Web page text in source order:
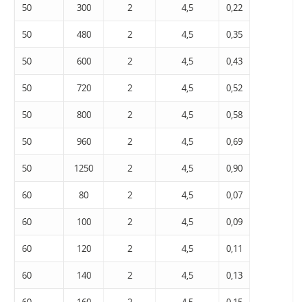
50 300 2 4,5 0,22
50 480 2 4,5 0,35
50 600 2 4,5 0,43
50 720 2 4,5 0,52
50 800 2 4,5 0,58
50 960 2 4,5 0,69
50 1250 2 4,5 0,90
60 80 2 4,5 0,07
60 100 2 4,5 0,09
60 120 2 4,5 0,11
60 140 2 4,5 0,13